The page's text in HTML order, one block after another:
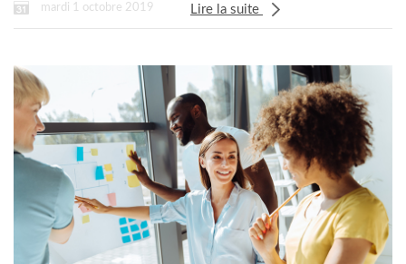
mardi 1 octobre 2019 Lire la suite